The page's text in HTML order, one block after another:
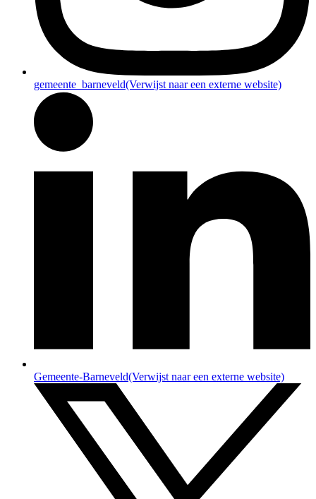
gemeente_barneveld(Verwijst naar een externe website)
Gemeente-Barneveld(Verwijst naar een externe website)